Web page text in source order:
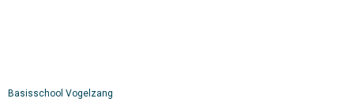
Basisschool Vogelzang